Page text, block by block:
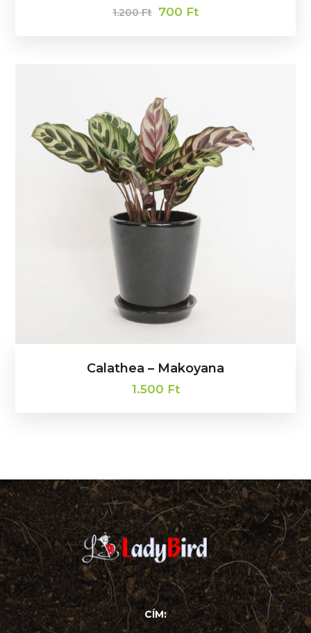
1.200Ft 700 Ft
Calathea – Makoyana
1.500 Ft
CÍM: